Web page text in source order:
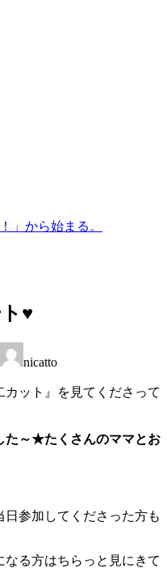
」から始まる。
♥
nicatto
ット』を見てくださって
た～★たくさんのママとお
参加してくださった方も
る方はちらっと見にきて